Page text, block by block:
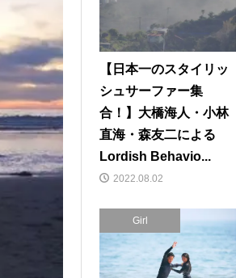
【日本一のスタイリッ
シュサーファー集
合！】大橋海人・小林
直海・森友二による
Lordish Behavio...
2022.08.02
Girl